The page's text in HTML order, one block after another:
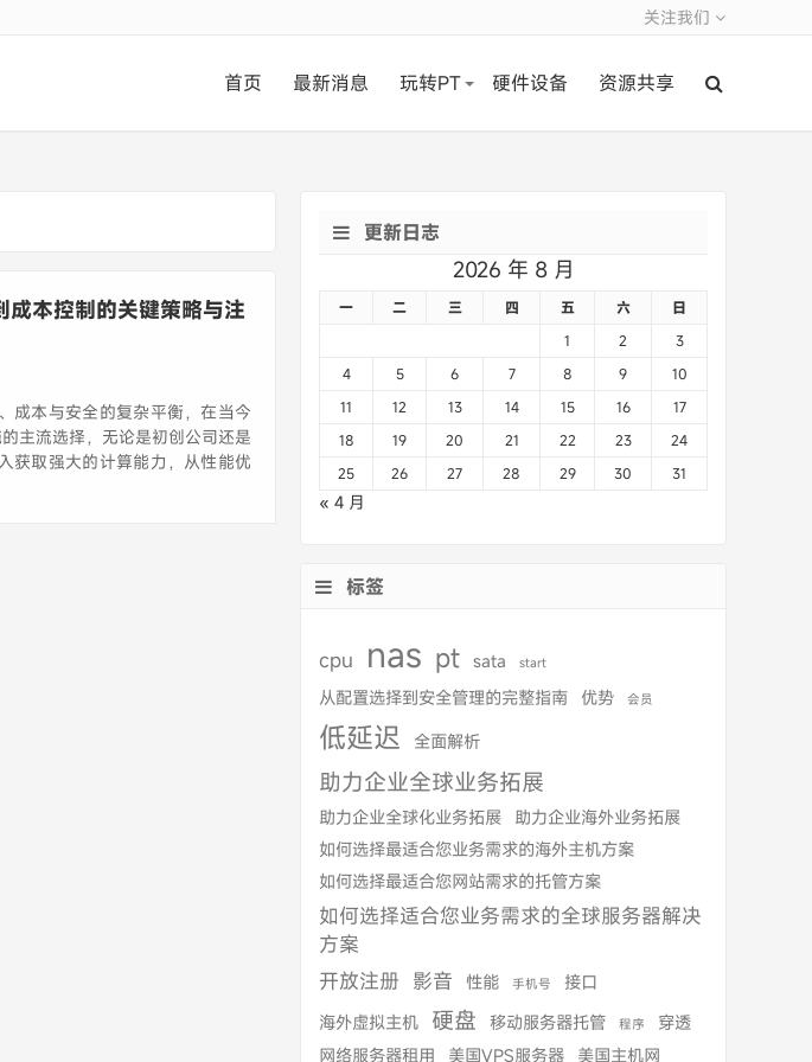
关注我们
首页 最新消息 玩转PT 硬件设备 资源共享
成本控制的关键策略与注
成本与安全的复杂平衡，在当今
主流选择，无论是初创公司还是
获取强大的计算能力，从性能优
更新日志
2026 年 8 月
一 二 三 四 五 六
日
1
2
3
4
5 6 7 8 9
10
11
12 13 14 15 16
17
18
19 20 21 22 23
24
25
26 27 28 29 30 31
« 4 月
标签
cpu nas pt sata start
从配置选择到安全管理的完整指南 优势 会员
低延迟 全面解析
助力企业全球业务拓展
助力企业全球化业务拓展
助力企业海外业务拓展
如何选择最适合您业务需求的海外主机方案
如何选择最适合您网站需求的托管方案
如何选择适合您业务需求的全球服务器解决
方案
开放注册 影音 性能 手机号
接口
海外虚拟主机
硬盘 移动服务器托管 程序
穿透
网络服务器租用
美国VPS服务器 美国主机网